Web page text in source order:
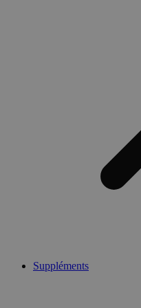
Suppléments